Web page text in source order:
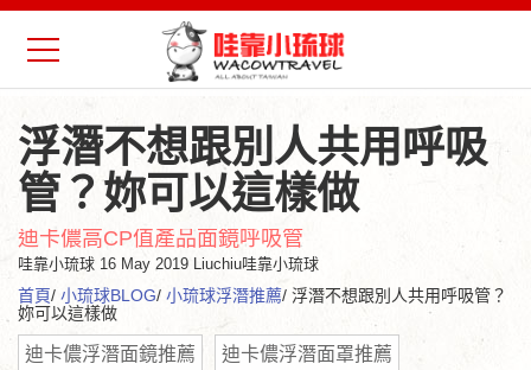
浮潛不想跟別人共用呼吸
管？妳可以這樣做
迪卡儂高CP值產品面鏡呼吸管
哇靠小琉球 16 May 2019 Liuchiu哇靠小琉球
首頁/ 小琉球BLOG/ 小琉球浮潛推薦/ 浮潛不想跟別人共用呼吸管？
妳可以這樣做
迪卡儂浮潛面鏡推薦
迪卡儂浮潛面罩推薦